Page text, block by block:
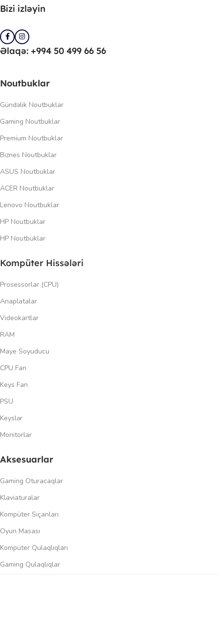
Bizi izləyin
Əlaqə: +994 50 499 66 56
Noutbuklar
Gündəlik Noutbuklar
Gaming Noutbuklar
Premium Noutbuklar
Biznes Noutbuklar
ASUS Noutbuklar
ACER Noutbuklar
Lenovo Noutbuklar
HP Noutbuklar
HP Noutbuklar
Kompüter Hissələri
Prosessorlar (CPU)
Anaplatalar
Videokartlar
RAM
Maye Soyuducu
CPU Fan
Keys Fan
PSU
Keyslər
Monitorlar
Aksesuarlar
Gaming Oturacaqlar
Klaviaturalar
Kompüter Siçanları
Oyun Masası
Kompüter Qulaqlıqları
Gaming Qulaqlıqlar